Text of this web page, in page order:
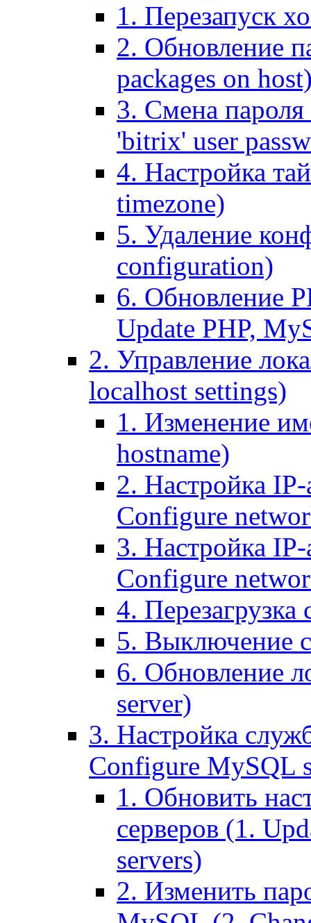
1. Перезапуск
2. Обновление
packages on
3. Смена пароля
'bitrix' user
4. Настройка
timezone)
5. Удаление
configuration)
6. Обновление
Update PHP,
2. Управление
localhost settings)
1. Изменение
hostname)
2. Настройка IP-
Configure
3. Настройка
Configure
4. Перезагрузка
5. Выключение
6. Обновление
server)
3. Настройка
Configure MySQL
1. Обновить
серверов (1.
servers)
2. Изменить